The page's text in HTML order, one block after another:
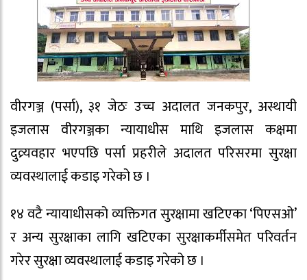
वीरगञ्ज (पर्सा), ३१ जेठः उच्च अदालत जनकपुर, अस्थायी
इजलास वीरगञ्जका न्यायाधीस माथि इजलास कक्षमा
दुव्र्यवहार भएपछि पर्सा प्रहरीले अदालत परिसरमा सुरक्षा
व्यवस्थालाई कडाइ गरेको छ ।
१४ वटै न्यायाधीसको व्यक्तिगत सुरक्षामा खटिएका ‘पिएसओ’
र अन्य सुरक्षाका लागि खटिएका सुरक्षाकर्मीसमेत परिवर्तन
गरेर सुरक्षा व्यवस्थालाई कडाइ गरेको छ ।